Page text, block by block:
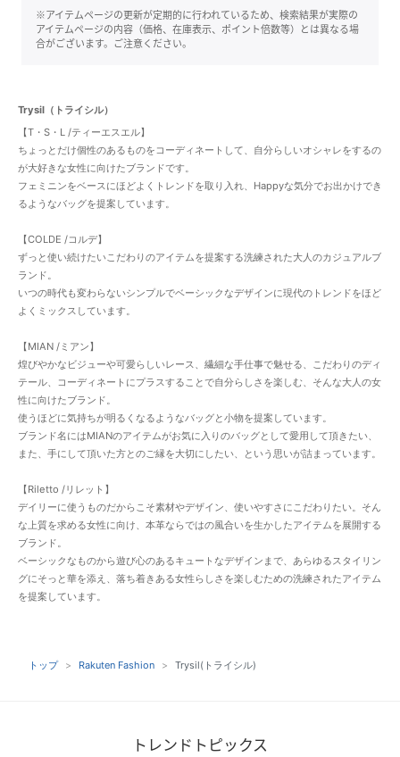
※アイテムページの更新が定期的に行われているため、検索結果が実際の
アイテムページの内容（価格、在庫表示、ポイント倍数等）とは異なる場
合がございます。ご注意ください。
Trysil（トライシル）
【T・S・L /ティーエスエル】
ちょっとだけ個性のあるものをコーディネートして、自分らしいオシャレをするの
が大好きな女性に向けたブランドです。
フェミニンをベースにほどよくトレンドを取り入れ、Happyな気分でお出かけでき
るようなバッグを提案しています。
【COLDE /コルデ】
ずっと使い続けたいこだわりのアイテムを提案する洗練された大人のカジュアルブ
ランド。
いつの時代も変わらないシンプルでベーシックなデザインに現代のトレンドをほど
よくミックスしています。
【MIAN /ミアン】
煌びやかなビジューや可愛らしいレース、繊細な手仕事で魅せる、こだわりのディ
テール、コーディネートにプラスすることで自分らしさを楽しむ、そんな大人の女
性に向けたブランド。
使うほどに気持ちが明るくなるようなバッグと小物を提案しています。
ブランド名にはMIANのアイテムがお気に入りのバッグとして愛用して頂きたい、
また、手にして頂いた方とのご縁を大切にしたい、という思いが詰まっています。
【Riletto /リレット】
デイリーに使うものだからこそ素材やデザイン、使いやすさにこだわりたい。そん
な上質を求める女性に向け、本革ならではの風合いを生かしたアイテムを展開する
ブランド。
ベーシックなものから遊び心のあるキュートなデザインまで、あらゆるスタイリン
グにそっと華を添え、落ち着きある女性らしさを楽しむための洗練されたアイテム
を提案しています。
トップ Rakuten Fashion Trysil(トライシル)
トレンドトピックス